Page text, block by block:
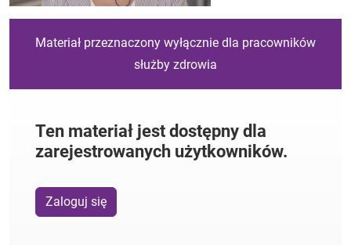
Materiał przeznaczony wyłącznie dla pracowników
służby zdrowia
Ten materiał jest dostępny dla
zarejestrowanych użytkowników.
Zaloguj się